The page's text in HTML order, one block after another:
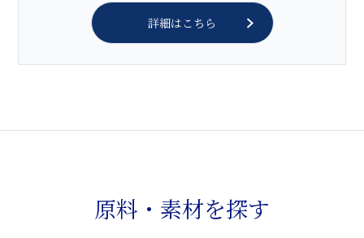
詳細はこちら
原料・素材を探す